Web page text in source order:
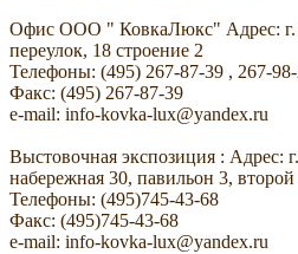
Офис ООО " КовкаЛюкс" Адрес: г.
переулок, 18 строение 2
Телефоны: (495) 267-87-39 , 267-
Факс: (495) 267-87-39
e-mail: info-kovka-lux@yandex.ru
Выстовочная экспозиция : Адрес:
набережная 30, павильон 3,
Телефоны: (495)745-43-68
Факс: (495)745-43-68
e-mail: info-kovka-lux@yandex.ru